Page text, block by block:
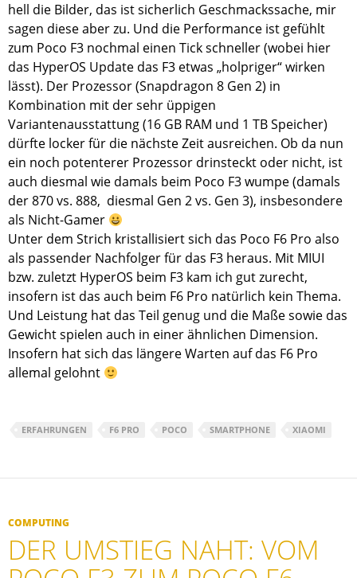
hell die Bilder, das ist sicherlich Geschmackssache, mir
sagen diese aber zu. Und die Performance ist gefühlt
zum Poco F3 nochmal einen Tick schneller (wobei hier
das HyperOS Update das F3 etwas „holpriger“ wirken
lässt). Der Prozessor (Snapdragon 8 Gen 2) in
Kombination mit der sehr üppigen
Variantenausstattung (16 GB RAM und 1 TB Speicher)
dürfte locker für die nächste Zeit ausreichen. Ob da nun
ein noch potenterer Prozessor drinsteckt oder nicht, ist
auch diesmal wie damals beim Poco F3 wumpe (damals
der 870 vs. 888, diesmal Gen 2 vs. Gen 3), insbesondere
als Nicht-Gamer
Unter dem Strich kristallisiert sich das Poco F6 Pro also
als passender Nachfolger für das F3 heraus. Mit MIUI
bzw. zuletzt HyperOS beim F3 kam ich gut zurecht,
insofern ist das auch beim F6 Pro natürlich kein Thema.
Und Leistung hat das Teil genug und die Maße sowie das
Gewicht spielen auch in einer ähnlichen Dimension.
Insofern hat sich das längere Warten auf das F6 Pro
allemal gelohnt
ERFAHRUNGEN F6 PRO POCO SMARTPHONE XIAOMI
COMPUTING
DER UMSTIEG NAHT: VOM